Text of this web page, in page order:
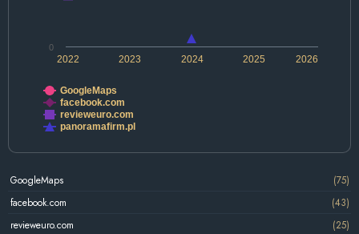
2022 2024 2026
2023 2025
0
GoogleMaps
facebook.com
revieweuro.com
panoramafirm.pl
GoogleMaps
(75)
facebook.com
(43)
revieweuro.com
(25)